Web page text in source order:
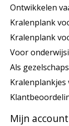
Ontwikkelen
Kralenplank
Kralenplank
Voor
Als
Mijn account